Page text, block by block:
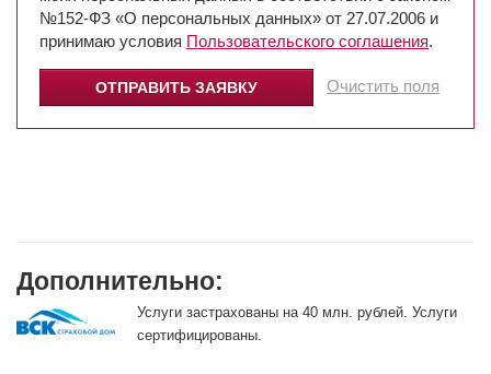
№152-ФЗ «О персональных данных» от 27.07.2006 и
принимаю условия Пользовательского соглашения.
Очистить поля
Дополнительно:
Услуги застрахованы на 40 млн. рублей. Услуги
сертифицированы.